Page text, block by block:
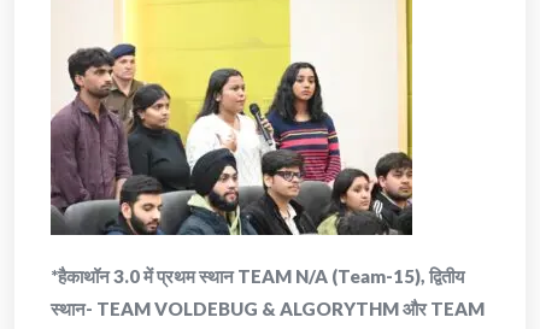
*हैकाथॉन 3.0 में प्रथम स्थान TEAM N/A (Team-15), द्वितीय
स्थान- TEAM VOLDEBUG & ALGORYTHM और TEAM